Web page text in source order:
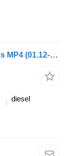
Barre de réaction Mercedes-Benz Actros MP4 (01.12-) 9603503405 pour camion Mercedes-Benz Actros MP4 Antos Arocs (2012-)
diesel